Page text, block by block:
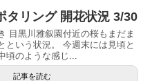
タリング 開花状況 3/30
目黒川雅叙園付近の桜もまだま
という状況。 今週末には見頃と
頃のような感じ...
記事を読む